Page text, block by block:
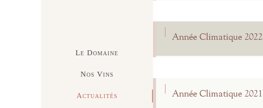
Le Domaine
Nos Vins
Actualités
Année Climatique 2022
Année Climatique 2021